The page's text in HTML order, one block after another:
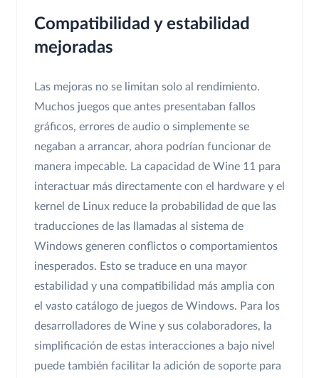
Compatibilidad y estabilidad
mejoradas
Las mejoras no se limitan solo al rendimiento.
Muchos juegos que antes presentaban fallos
gráficos, errores de audio o simplemente se
negaban a arrancar, ahora podrían funcionar de
manera impecable. La capacidad de Wine 11 para
interactuar más directamente con el hardware y el
kernel de Linux reduce la probabilidad de que las
traducciones de las llamadas al sistema de
Windows generen conflictos o comportamientos
inesperados. Esto se traduce en una mayor
estabilidad y una compatibilidad más amplia con
el vasto catálogo de juegos de Windows. Para los
desarrolladores de Wine y sus colaboradores, la
simplificación de estas interacciones a bajo nivel
puede también facilitar la adición de soporte para